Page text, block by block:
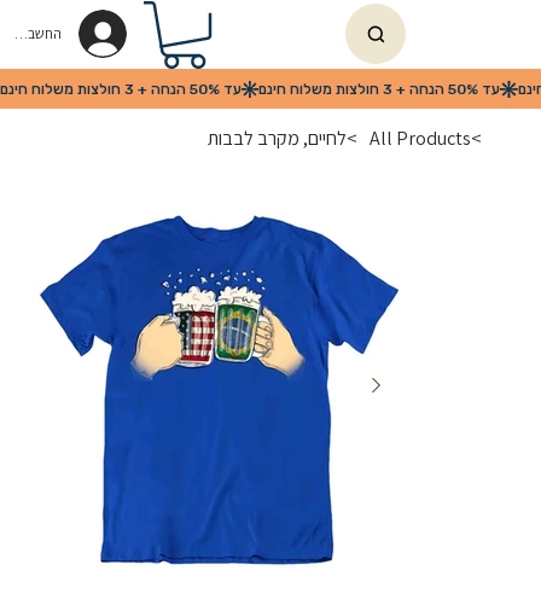
החשבון שלי
>
All Products
>לחיים, מקרב לבבות